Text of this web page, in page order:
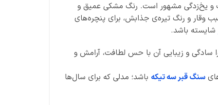
و یخ‌زدگی مشهور است. رنگ مشکی عمیق و
وقار و رنگ تیره‌ی جذابش، برای پنچره‌های
شایسته باشد.
سادگی و زیبایی آن با حس لطافت، آرامش و
سنگ قبر سه تیکه باشد؛ مدلی که برای سال‌ها